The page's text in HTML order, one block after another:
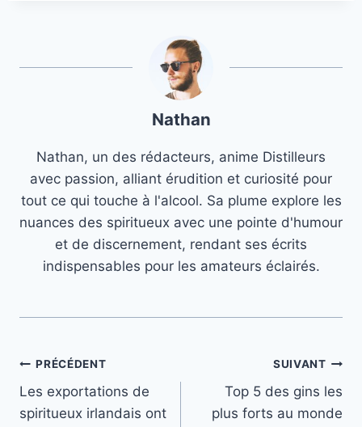
Nathan
Nathan, un des rédacteurs, anime Distilleurs
avec passion, alliant érudition et curiosité pour
tout ce qui touche à l'alcool. Sa plume explore les
nuances des spiritueux avec une pointe d'humour
et de discernement, rendant ses écrits
indispensables pour les amateurs éclairés.
Navigation
de
PRÉCÉDENT
Les exportations de
spiritueux irlandais ont
SUIVANT
Top 5 des gins les
plus forts au monde